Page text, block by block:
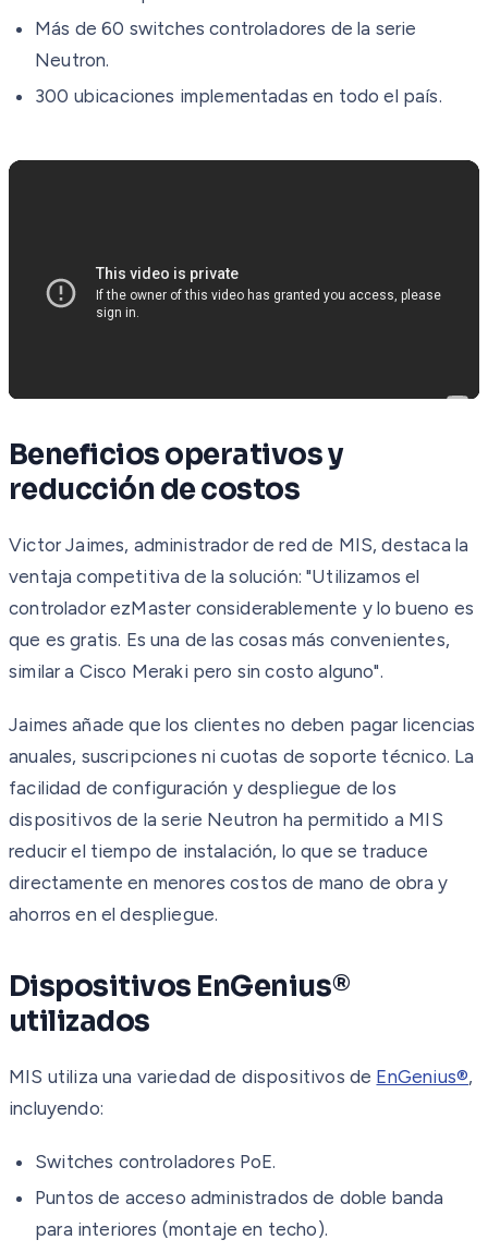
Más de 60 switches controladores de la serie
Neutron.
300 ubicaciones implementadas en todo el país.
Beneficios operativos y
reducción de costos
Victor Jaimes, administrador de red de MIS, destaca la
ventaja competitiva de la solución: "Utilizamos el
controlador ezMaster considerablemente y lo bueno es
que es gratis. Es una de las cosas más convenientes,
similar a Cisco Meraki pero sin costo alguno".
Jaimes añade que los clientes no deben pagar licencias
anuales, suscripciones ni cuotas de soporte técnico. La
facilidad de configuración y despliegue de los
dispositivos de la serie Neutron ha permitido a MIS
reducir el tiempo de instalación, lo que se traduce
directamente en menores costos de mano de obra y
ahorros en el despliegue.
Dispositivos EnGenius®
utilizados
MIS utiliza una variedad de dispositivos de EnGenius®,
incluyendo:
Switches controladores PoE.
Puntos de acceso administrados de doble banda
para interiores (montaje en techo).